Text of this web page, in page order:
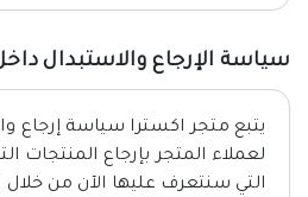
سياسة الإرجاع والاستبدال
يتبع متجر اكسترا سياسة إرجاع
لعملاء المتجر بإرجاع المنتجات
التي سنتعرف عليها الآن من خلال